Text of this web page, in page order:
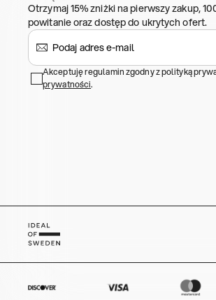
Otrzymaj 15% zniżki na pierwszy zakup,
powitanie oraz dostęp do ukrytych ofert.
Akceptuję regulamin zgodny z polityką
prywatności.